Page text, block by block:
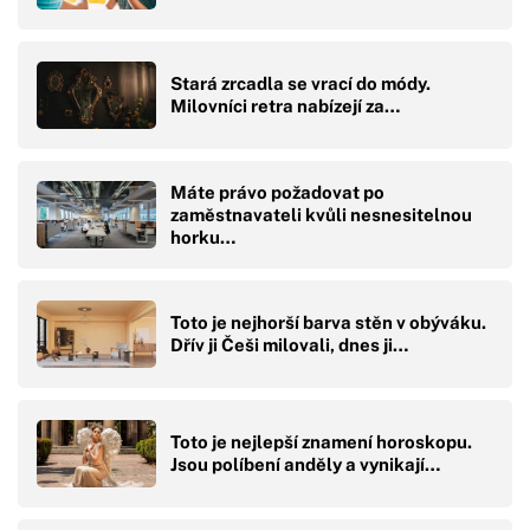
Stará zrcadla se vrací do módy.
Milovníci retra nabízejí za…
Máte právo požadovat po
zaměstnavateli kvůli nesnesitelnou
horku…
Toto je nejhorší barva stěn v obýváku.
Dřív ji Češi milovali, dnes ji…
Toto je nejlepší znamení horoskopu.
Jsou políbení anděly a vynikají…